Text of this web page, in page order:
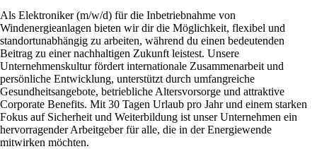
Als Elektroniker (m/w/d) für die Inbetriebnahme von
Windenergieanlagen bieten wir dir die Möglichkeit, flexibel und
standortunabhängig zu arbeiten, während du einen bedeutenden
Beitrag zu einer nachhaltigen Zukunft leistest. Unsere
Unternehmenskultur fördert internationale Zusammenarbeit und
persönliche Entwicklung, unterstützt durch umfangreiche
Gesundheitsangebote, betriebliche Altersvorsorge und attraktive
Corporate Benefits. Mit 30 Tagen Urlaub pro Jahr und einem starken
Fokus auf Sicherheit und Weiterbildung ist unser Unternehmen ein
hervorragender Arbeitgeber für alle, die in der Energiewende
mitwirken möchten.